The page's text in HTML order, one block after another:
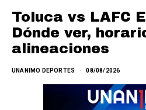
Toluca vs LAFC
Dónde ver,
alineaciones
UNANIMO DEPORTES 08/08/2026